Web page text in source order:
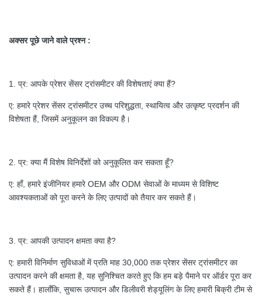
अक्सर पूछे जाने वाले प्रश्न :
1. प्र: आपके प्रेशर सेंसर ट्रांसमीटर की विशेषताएं क्या हैं?
ए: हमारे प्रेशर सेंसर ट्रांसमीटर उच्च परिशुद्धता, स्थायित्व और उत्कृष्ट प्रदर्शन की
विशेषता हैं, जिसमें अनुकूलन का विकल्प है।
2. प्र: क्या मैं विशेष विनिर्देशों को अनुकूलित कर सकता हूँ?
ए: हाँ, हमारे इंजीनियर हमारे OEM और ODM सेवाओं के माध्यम से विशिष्ट
आवश्यकताओं को पूरा करने के लिए उत्पादों को तैयार कर सकते हैं।
3. प्र: आपकी उत्पादन क्षमता क्या है?
ए: हमारी विनिर्माण सुविधाओं में प्रति माह 30,000 तक प्रेशर सेंसर ट्रांसमीटर का
उत्पादन करने की क्षमता है, यह सुनिश्चित करते हुए कि हम बड़े पैमाने पर ऑर्डर पूरा कर
सकते हैं। हालाँकि, सुचारू उत्पादन और डिलीवरी शेड्यूलिंग के लिए हमारी बिक्री टीम से